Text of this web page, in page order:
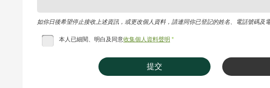
如你日後希望停止接收上述資訊，或更改個人資料，請連同你已登記的姓名、電話號碼及
本人已細閱、明白及同意收集個人資料聲明 *
提交